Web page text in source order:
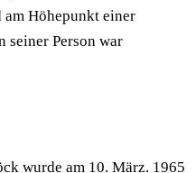
am Höhepunkt einer
seiner Person war
wurde am 10. März. 1965